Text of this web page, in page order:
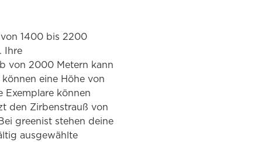
1400 bis 2200
Ihre
von 2000 Metern kann
eine Höhe von
können
den Zirbenstrauß von
greenist stehen deine
ausgewählte